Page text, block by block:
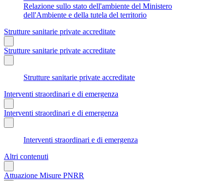
Relazione sullo stato dell'ambiente del Ministero
dell'Ambiente e della tutela del territorio
Strutture sanitarie private accreditate
Strutture sanitarie private accreditate
Strutture sanitarie private accreditate
Interventi straordinari e di emergenza
Interventi straordinari e di emergenza
Interventi straordinari e di emergenza
Altri contenuti
Attuazione Misure PNRR